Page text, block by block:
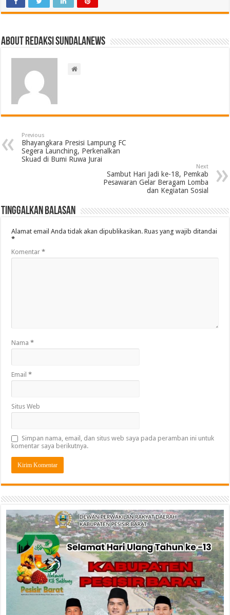
About Redaksi Sundalanews
Previous
Bhayangkara Presisi Lampung FC
Segera Launching, Perkenalkan
Skuad di Bumi Ruwa Jurai
Next
Sambut Hari Jadi ke-18, Pemkab
Pesawaran Gelar Beragam Lomba
dan Kegiatan Sosial
Tinggalkan Balasan
Alamat email Anda tidak akan dipublikasikan. Ruas yang wajib ditandai
*
Komentar*
Nama*
Email*
Situs Web
Simpan nama, email, dan situs web saya pada peramban ini untuk
komentar saya berikutnya.